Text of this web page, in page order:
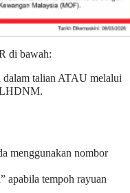
di bawah:
dalam talian ATAU melalui
LHDNM.
menggunakan nombor
apabila tempoh rayuan